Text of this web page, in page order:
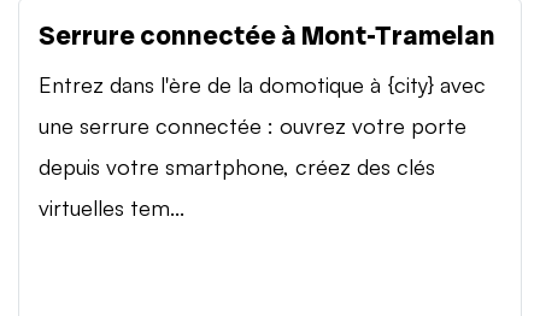
Serrure connectée à Mont-Tramelan
Entrez dans l'ère de la domotique à {city} avec
une serrure connectée : ouvrez votre porte
depuis votre smartphone, créez des clés
virtuelles tem...